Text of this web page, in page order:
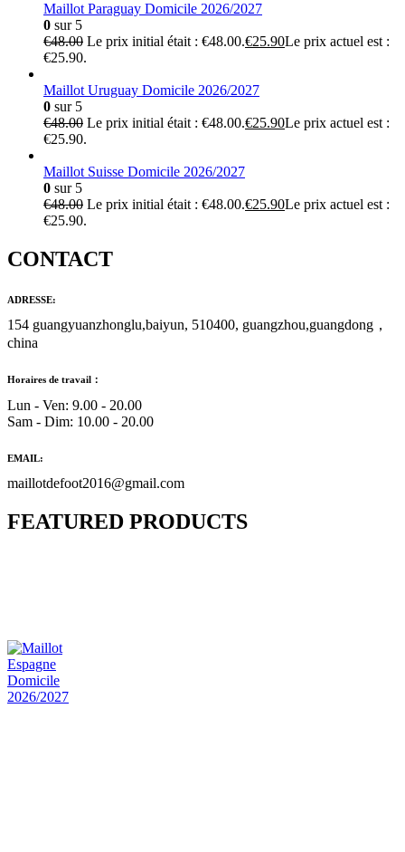
Maillot Paraguay Domicile 2026/2027
0 sur 5
€48.00 Le prix initial était : €48.00.€25.90Le prix actuel est :
€25.90.
Maillot Uruguay Domicile 2026/2027
0 sur 5
€48.00 Le prix initial était : €48.00.€25.90Le prix actuel est :
€25.90.
Maillot Suisse Domicile 2026/2027
0 sur 5
€48.00 Le prix initial était : €48.00.€25.90Le prix actuel est :
€25.90.
CONTACT
ADRESSE:
154 guangyuanzhonglu,baiyun, 510400, guangzhou,guangdong，
china
Horaires de travail：
Lun - Ven: 9.00 - 20.00
Sam - Dim: 10.00 - 20.00
EMAIL:
maillotdefoot2016@gmail.com
FEATURED PRODUCTS